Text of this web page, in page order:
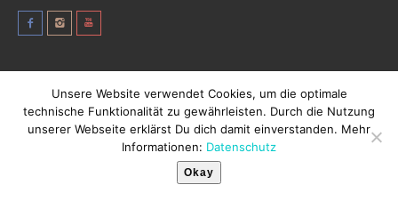
© Aloha Center 2012 - 2026
Kontakt
Imprint
Strandbad Windgfällweiher
Teilnahmebedingungen
Unsere Website verwendet Cookies, um die optimale
technische Funktionalität zu gewährleisten. Durch die Nutzung
unserer Webseite erklärst Du dich damit einverstanden. Mehr
Informationen: Datenschutz
Okay